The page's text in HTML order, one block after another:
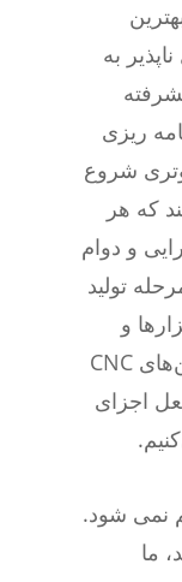
به
ریزی
شروع
که هر
و دوام
تولید
و
ماشین‌آلات پیشرفته مانند ماشین‌های CNC
اجزای
نمی شود.
ما